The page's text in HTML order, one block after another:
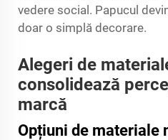
vedere social. Papucul
doar o simplă decorare.
Alegeri de
consolidează
marcă
Opțiuni de materiale